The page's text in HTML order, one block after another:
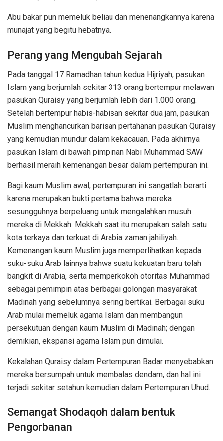
Abu bakar pun memeluk beliau dan menenangkannya karena
munajat yang begitu hebatnya.
Perang yang Mengubah Sejarah
Pada tanggal 17 Ramadhan tahun kedua Hijriyah, pasukan
Islam yang berjumlah sekitar 313 orang bertempur melawan
pasukan Quraisy yang berjumlah lebih dari 1.000 orang.
Setelah bertempur habis-habisan sekitar dua jam, pasukan
Muslim menghancurkan barisan pertahanan pasukan Quraisy
yang kemudian mundur dalam kekacauan. Pada akhirnya
pasukan Islam di bawah pimpinan Nabi Muhammad SAW
berhasil meraih kemenangan besar dalam pertempuran ini.
Bagi kaum Muslim awal, pertempuran ini sangatlah berarti
karena merupakan bukti pertama bahwa mereka
sesungguhnya berpeluang untuk mengalahkan musuh
mereka di Mekkah. Mekkah saat itu merupakan salah satu
kota terkaya dan terkuat di Arabia zaman jahiliyah.
Kemenangan kaum Muslim juga memperlihatkan kepada
suku-suku Arab lainnya bahwa suatu kekuatan baru telah
bangkit di Arabia, serta memperkokoh otoritas Muhammad
sebagai pemimpin atas berbagai golongan masyarakat
Madinah yang sebelumnya sering bertikai. Berbagai suku
Arab mulai memeluk agama Islam dan membangun
persekutuan dengan kaum Muslim di Madinah; dengan
demikian, ekspansi agama Islam pun dimulai.
Kekalahan Quraisy dalam Pertempuran Badar menyebabkan
mereka bersumpah untuk membalas dendam, dan hal ini
terjadi sekitar setahun kemudian dalam Pertempuran Uhud.
Semangat Shodaqoh dalam bentuk
Pengorbanan